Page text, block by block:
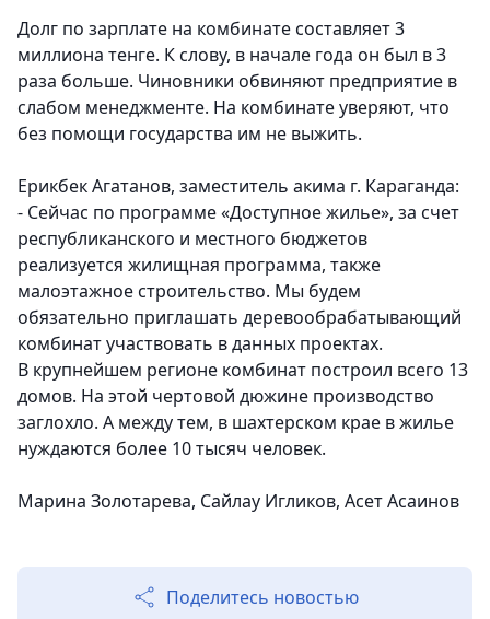
Долг по зарплате на комбинате составляет 3
миллиона тенге. К слову, в начале года он был в 3
раза больше. Чиновники обвиняют предприятие в
слабом менеджменте. На комбинате уверяют, что
без помощи государства им не выжить.
Ерикбек Агатанов, заместитель акима г. Караганда:
- Сейчас по программе «Доступное жилье», за счет
республиканского и местного бюджетов
реализуется жилищная программа, также
малоэтажное строительство. Мы будем
обязательно приглашать деревообрабатывающий
комбинат участвовать в данных проектах.
В крупнейшем регионе комбинат построил всего 13
домов. На этой чертовой дюжине производство
заглохло. А между тем, в шахтерском крае в жилье
нуждаются более 10 тысяч человек.
Марина Золотарева, Сайлау Игликов, Асет Асаинов
Поделитесь новостью